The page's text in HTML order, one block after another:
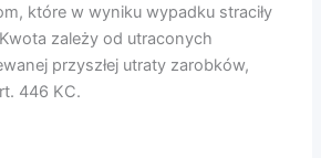
które w wyniku wypadku straciły
zależy od utraconych
przyszłej utraty zarobków,
446 KC.